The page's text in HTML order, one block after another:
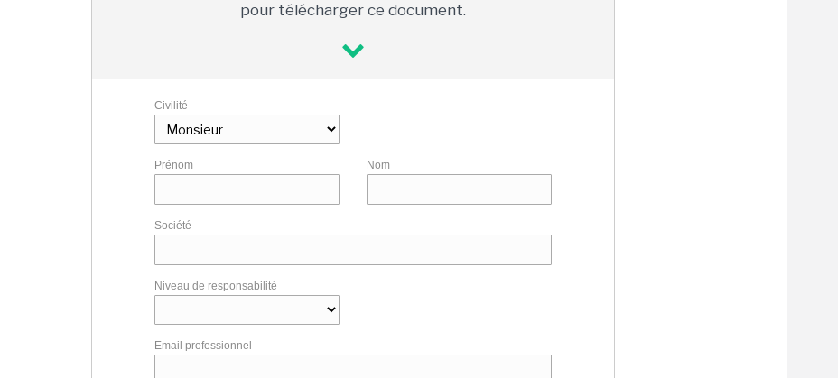
pour télécharger ce document.
Civilité
Prénom Nom
Société
Niveau de responsabilité
Email professionnel